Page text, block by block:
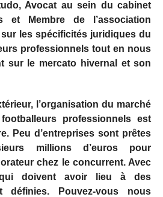
Avocat au sein du cabinet
et Membre de l’association
les spécificités juridiques du
professionnels tout en nous
sur le mercato hivernal et son
l’organisation du marché
professionnels est
Peu d’entreprises sont prêtes
millions d’euros pour
chez le concurrent. Avec
doivent avoir lieu à des
définies. Pouvez-vous nous